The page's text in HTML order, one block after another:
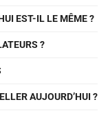
EST-IL LE MÊME ?
?
AUJOURD’HUI ?